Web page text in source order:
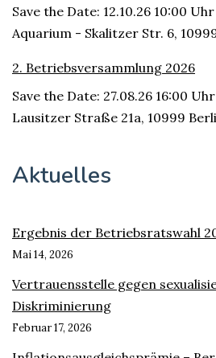
Save the Date: 12.10.26 10:00 Uhr
Aquarium - Skalitzer Str. 6,
2. Betriebsversammlung 2026
Save the Date: 27.08.26 16:00
Lausitzer Straße 21a, 10999
Aktuelles
Ergebnis der Betriebsratswahl
Mai 14, 2026
Vertrauensstelle gegen
Diskriminierung
Februar 17, 2026